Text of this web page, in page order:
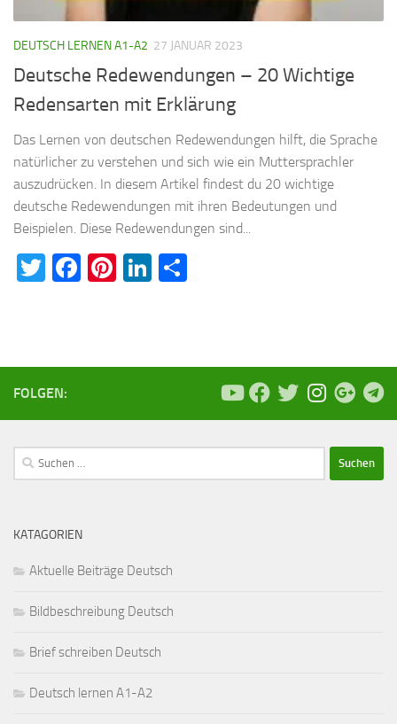
DEUTSCH LERNEN A1-A2 27 JANUAR 2023
Deutsche Redewendungen – 20 Wichtige
Redensarten mit Erklärung
Das Lernen von deutschen Redewendungen hilft, die Sprache
natürlicher zu verstehen und sich wie ein Muttersprachler
auszudrücken. In diesem Artikel findest du 20 wichtige
deutsche Redewendungen mit ihren Bedeutungen und
Beispielen. Diese Redewendungen sind...
Twitter
Facebook
Pinterest
LinkedIn
FOLGEN:
Suchen
nach:
KATAGORIEN
Aktuelle Beiträge Deutsch
Bildbeschreibung Deutsch
Brief schreiben Deutsch
Deutsch lernen A1-A2